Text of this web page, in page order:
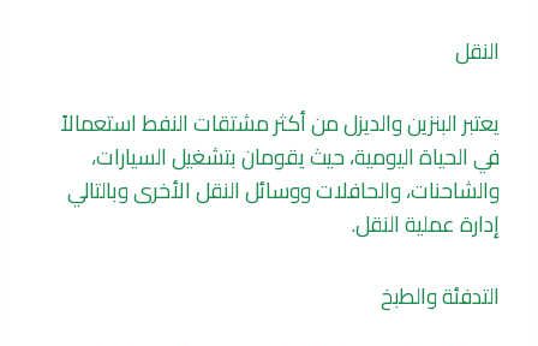
النقل
يعتبر البنزين والديزل من أكثر مشتقات النفط استعمالاً
في الحياة اليومية، حيث يقومان بتشغيل السيارات،
والشاحنات، والحافلات ووسائل النقل الأخرى وبالتالي
إدارة عملية النقل.
التدفئة والطبخ